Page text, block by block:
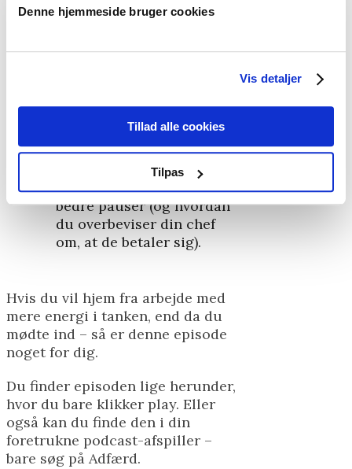
Denne hjemmeside bruger cookies
Vis detaljer
Tillad alle cookies
Tilpas
produktive
hvorfor energidrikke gør
dig mere træt – og hvad du
praktiske principper til
bedre pauser (og hvordan
du overbeviser din chef
om, at de betaler sig).
Hvis du vil hjem fra arbejde med
mere energi i tanken, end da du
mødte ind – så er denne episode
noget for dig.
Du finder episoden lige herunder,
hvor du bare klikker play. Eller
også kan du finde den i din
foretrukne podcast-afspiller –
bare søg på Adfærd.